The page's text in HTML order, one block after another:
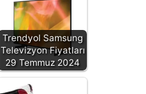
Trendyol Samsung
Televizyon Fiyatları
29 Temmuz 2024